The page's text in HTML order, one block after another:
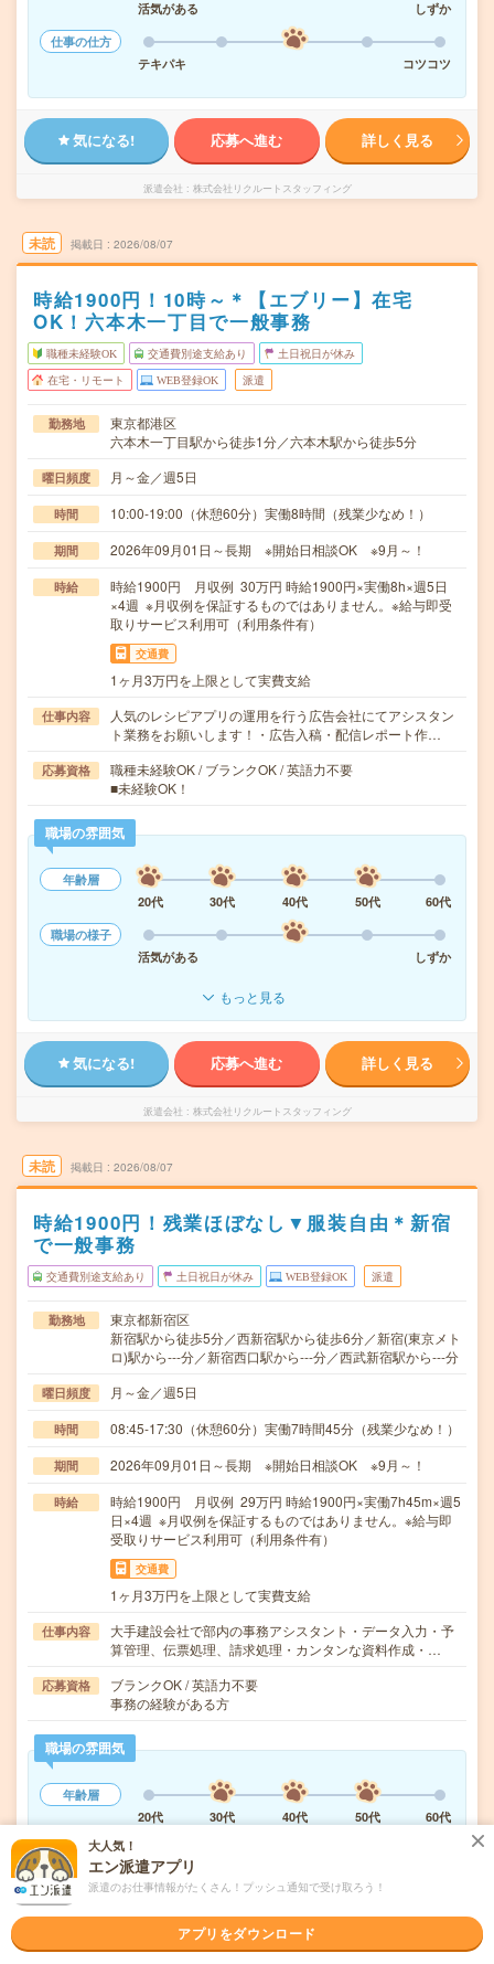
活気がある
しずか
仕事の仕方
テキパキ
コツコツ
気になる! 応募へ進む 詳しく見る
派遣会社 株式会社リクルートスタッフィング
未読 掲載日 2026/08/07
時給1900円！10時～＊【エブリー】在宅
OK！六本木一丁目で一般事務
職種未経験OK 交通費別途支給あり 土日祝日が休み
在宅・リモート WEB登録OK 派遣
勤務地
東京都港区
六本木一丁目駅から徒歩1分／六本木駅から徒歩5分
曜日頻度 月～金／週5日
時間 10:00-19:00（休憩60分）実働8時間（残業少なめ！）
期間 2026年09月01日～長期 ※開始日相談OK ※9月～！
時給
時給1900円 月収例 30万円 時給1900円×実働8h×週5日
×4週 ※月収例を保証するものではありません。※給与即受
取りサービス利用可（利用条件有）
交通費
1ヶ月3万円を上限として実費支給
仕事内容
人気のレシピアプリの運用を行う広告会社にてアシスタン
ト業務をお願いします！・広告入稿・配信レポート作…
応募資格
職種未経験OK / ブランクOK / 英語力不要
■未経験OK！
職場の雰囲気
年齢層
20代
30代 40代 50代
60代
職場の様子
活気がある
しずか
もっと見る
気になる! 応募へ進む 詳しく見る
派遣会社 株式会社リクルートスタッフィング
未読 掲載日 2026/08/07
時給1900円！残業ほぼなし▼服装自由＊新宿
で一般事務
交通費別途支給あり 土日祝日が休み WEB登録OK 派遣
勤務地
東京都新宿区
新宿駅から徒歩5分／西新宿駅から徒歩6分／新宿(東京メト
ロ)駅から---分／新宿西口駅から---分／西武新宿駅から---分
曜日頻度 月～金／週5日
時間 08:45-17:30（休憩60分）実働7時間45分（残業少なめ！）
期間 2026年09月01日～長期 ※開始日相談OK ※9月～！
時給
時給1900円 月収例 29万円 時給1900円×実働7h45m×週5
日×4週 ※月収例を保証するものではありません。※給与即
受取りサービス利用可（利用条件有）
交通費
1ヶ月3万円を上限として実費支給
仕事内容
大手建設会社で部内の事務アシスタント・データ入力・予
算管理、伝票処理、請求処理・カンタンな資料作成・…
応募資格
ブランクOK / 英語力不要
事務の経験がある方
職場の雰囲気
年齢層
20代
30代 40代 50代
60代
男女比率
女性
大人気！
エン派遣アプリ
派遣のお仕事情報がたくさん！プッシュ通知で受け取ろう！
アプリをダウンロード